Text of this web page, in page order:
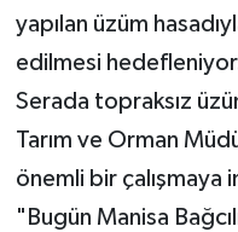
yapılan üzüm
edilmesi
Serada topraksız
Tarım ve Orman
önemli bir çalışmaya
"Bugün Manisa